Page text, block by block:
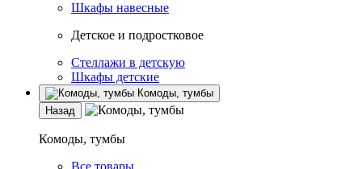
Шкафы навесные
Детское и подростковое
Стеллажи в детскую
Шкафы детские
Комоды, тумбы
Назад
Комоды, тумбы
Все товары